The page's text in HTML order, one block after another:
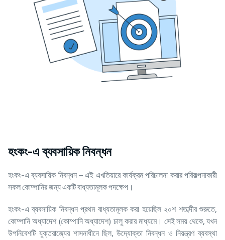
হংকং-এ ব্যবসায়িক নিবন্ধন
হংকং-এ ব্যবসায়িক নিবন্ধন – এই এখতিয়ারে কার্যক্রম পরিচালনা করার পরিকল্পনাকারী
সকল কোম্পানির জন্য একটি বাধ্যতামূলক পদক্ষেপ।
হংকং-এ ব্যবসায়িক নিবন্ধন প্রথম বাধ্যতামূলক করা হয়েছিল ২০শ শতাব্দীর শুরুতে,
কোম্পানি অধ্যাদেশ (কোম্পানি অধ্যাদেশ) চালু করার মাধ্যমে। সেই সময় থেকে, যখন
উপনিবেশটি যুক্তরাজ্যের শাসনাধীনে ছিল, উদ্যোক্তা নিবন্ধন ও নিয়ন্ত্রণ ব্যবস্থা